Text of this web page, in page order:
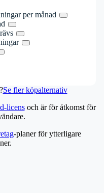
per månad
Se fler köpalternativ
licensoch är för åtkomst för
-planer för ytterligare